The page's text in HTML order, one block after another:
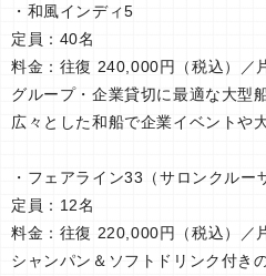
・和風インディ5
定員：40名
料金：往復 240,000円（税込）／
グループ・企業貸切に最適な大型船
広々とした和船で企業イベントや
・フェアライン33（サロンクルー
定員：12名
料金：往復 220,000円（税込）／
シャンパン＆ソフトドリンク付き